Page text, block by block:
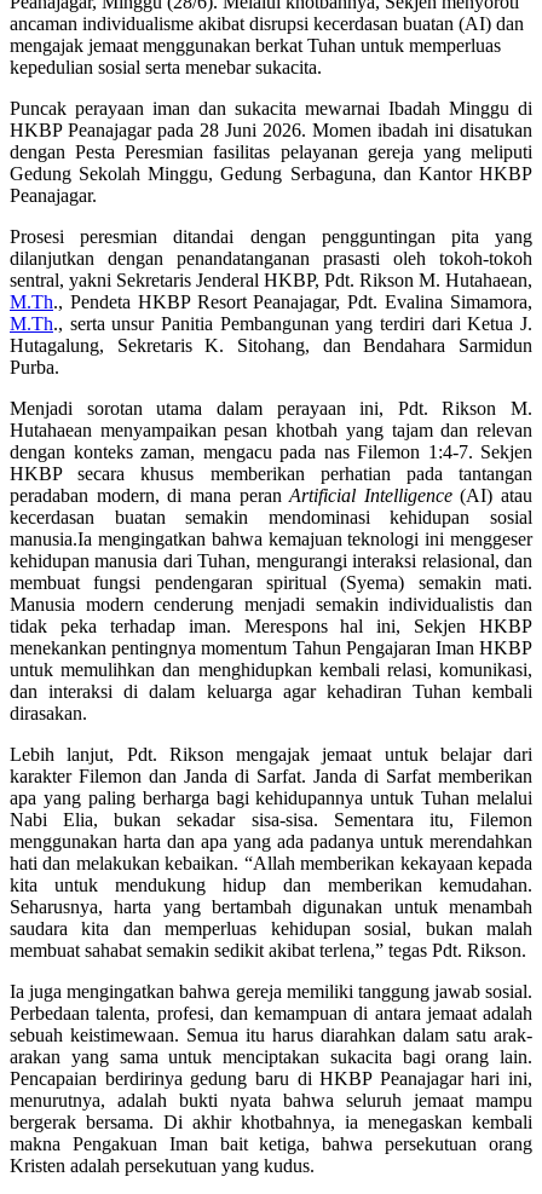
ancaman individualisme akibat disrupsi kecerdasan buatan (AI) dan
mengajak jemaat menggunakan berkat Tuhan untuk memperluas
kepedulian sosial serta menebar sukacita.
Puncak perayaan iman dan sukacita mewarnai Ibadah Minggu di
HKBP Peanajagar pada 28 Juni 2026. Momen ibadah ini disatukan
dengan Pesta Peresmian fasilitas pelayanan gereja yang meliputi
Gedung Sekolah Minggu, Gedung Serbaguna, dan Kantor HKBP
Peanajagar.
Prosesi peresmian ditandai dengan pengguntingan pita yang
dilanjutkan dengan penandatanganan prasasti oleh tokoh-tokoh
sentral, yakni Sekretaris Jenderal HKBP, Pdt. Rikson M. Hutahaean,
M.Th., Pendeta HKBP Resort Peanajagar, Pdt. Evalina Simamora,
M.Th., serta unsur Panitia Pembangunan yang terdiri dari Ketua J.
Hutagalung, Sekretaris K. Sitohang, dan Bendahara Sarmidun
Purba.
Menjadi sorotan utama dalam perayaan ini, Pdt. Rikson M.
Hutahaean menyampaikan pesan khotbah yang tajam dan relevan
dengan konteks zaman, mengacu pada nas Filemon 1:4-7. Sekjen
HKBP secara khusus memberikan perhatian pada tantangan
peradaban modern, di mana peranArtificial Intelligence(AI) atau
kecerdasan buatan semakin mendominasi kehidupan sosial
manusia.Ia mengingatkan bahwa kemajuan teknologi ini menggeser
kehidupan manusia dari Tuhan, mengurangi interaksi relasional, dan
membuat fungsi pendengaran spiritual (Syema) semakin mati.
Manusia modern cenderung menjadi semakin individualistis dan
tidak peka terhadap iman. Merespons hal ini, Sekjen HKBP
menekankan pentingnya momentum Tahun Pengajaran Iman HKBP
untuk memulihkan dan menghidupkan kembali relasi, komunikasi,
dan interaksi di dalam keluarga agar kehadiran Tuhan kembali
dirasakan.
Lebih lanjut, Pdt. Rikson mengajak jemaat untuk belajar dari
karakter Filemon dan Janda di Sarfat. Janda di Sarfat memberikan
apa yang paling berharga bagi kehidupannya untuk Tuhan melalui
Nabi Elia, bukan sekadar sisa-sisa. Sementara itu, Filemon
menggunakan harta dan apa yang ada padanya untuk merendahkan
hati dan melakukan kebaikan. “Allah memberikan kekayaan kepada
kita untuk mendukung hidup dan memberikan kemudahan.
Seharusnya, harta yang bertambah digunakan untuk menambah
saudara kita dan memperluas kehidupan sosial, bukan malah
membuat sahabat semakin sedikit akibat terlena,” tegas Pdt. Rikson.
Ia juga mengingatkan bahwa gereja memiliki tanggung jawab sosial.
Perbedaan talenta, profesi, dan kemampuan di antara jemaat adalah
sebuah keistimewaan. Semua itu harus diarahkan dalam satu arak-
arakan yang sama untuk menciptakan sukacita bagi orang lain.
Pencapaian berdirinya gedung baru di HKBP Peanajagar hari ini,
menurutnya, adalah bukti nyata bahwa seluruh jemaat mampu
bergerak bersama. Di akhir khotbahnya, ia menegaskan kembali
makna Pengakuan Iman bait ketiga, bahwa persekutuan orang
Kristen adalah persekutuan yang kudus.